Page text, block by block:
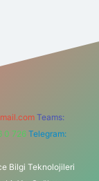
Teams:
0 726 Telegram:
Bilgi Teknolojileri